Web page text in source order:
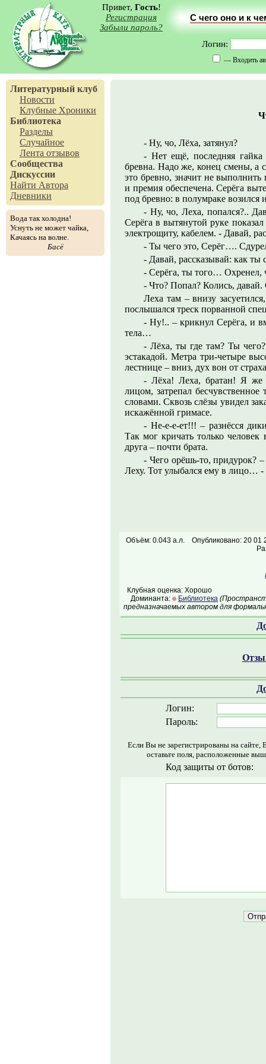
Привет, Гость!
Регистрация
Забыли пароль?
С чего оно и к
Логин:
— Входить
Литературный клуб
Новости
Клубные Хроники
Библиотека
Разделы
Случайное
Лента отзывов
Сообщества
Дискуссии
Найти Автора
Дневники
Вода так холодна!
Уснуть не может чайка,
Качаясь на волне.
Басё
- Ну, чо, Лёха, затянул?
- Нет ещё, последняя гайка
бревна. Надо же, конец смены, а
это бревно, значит не
и премия обеспечена. Серёга
под бревно: в полумраке возился
- Ну, чо, Леха, попался?..
Серёга в вытянутой руке
электрощиту, кабелем. - Давай,
- Ты чего это, Серёг….
- Давай, рассказывай: как
- Серёга, ты того… Охренел,
- Что? Попал? Колись,
Леха там – внизу
послышался треск порванной
- Ну!.. – крикнул Серёга, и
тела…
- Лёха, ты где там? Ты
эстакадой. Метра три-четыре
лестнице – вниз, дух вон от
- Лёха! Леха, братан! Я же
лицом, затрепал
словами. Сквозь слёзы увидел
искажённой гримасе.
- Не-е-е-ет!!! – разнёсся
Так мог кричать только
друга – почти брата.
- Чего орёшь-то, придурок?
Леху. Тот улыбался ему в лицо…
Объём: 0.043 а.л.
Опубликовано: 20 01
Клубная оценка: Хорошо
Доминанта:
Библиотека
предназначаемых автором для
Логин:
Пароль:
Если Вы не зарегистрированы на
оставьте поля, расположенные
Код защиты от ботов: